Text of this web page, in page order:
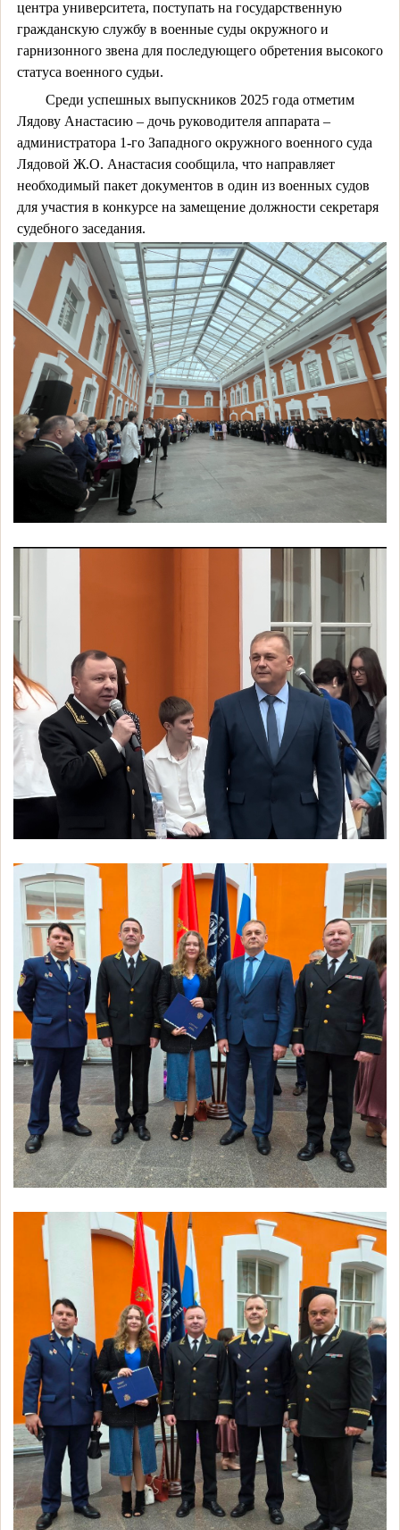
центра университета, поступать на государственную
гражданскую службу в военные суды окружного и
гарнизонного звена для последующего обретения высокого
статуса военного судьи.
Среди успешных выпускников 2025 года отметим
Лядову Анастасию – дочь руководителя аппарата –
администратора 1-го Западного окружного военного суда
Лядовой Ж.О. Анастасия сообщила, что направляет
необходимый пакет документов в один из военных судов
для участия в конкурсе на замещение должности секретаря
судебного заседания.